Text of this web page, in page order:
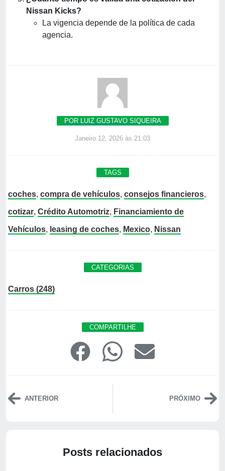
Nissan Kicks?
La vigencia depende de la política de cada
agencia.
POR LUIZ GUSTAVO SIQUEIRA
Janeiro 12, 2026 às 21:03
TAGS
coches, compra de vehículos, consejos financieros,
cotizar, Crédito Automotriz, Financiamiento de
Vehículos, leasing de coches, Mexico, Nissan
CATEGORIAS
Carros (248)
COMPARTILHE
ANTERIOR PRÓXIMO
Posts relacionados